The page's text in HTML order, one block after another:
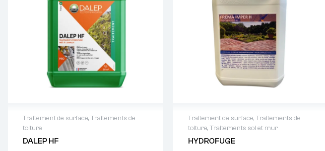
Traitement de surface,Traitements de
toiture
DALEP HF
Demande de devis : 01 64 88 93
38
Traitement de surface,Traitements de
toiture,Traitements sol et mur
HYDROFUGE
Demande de devis : 01 64 88 93
38